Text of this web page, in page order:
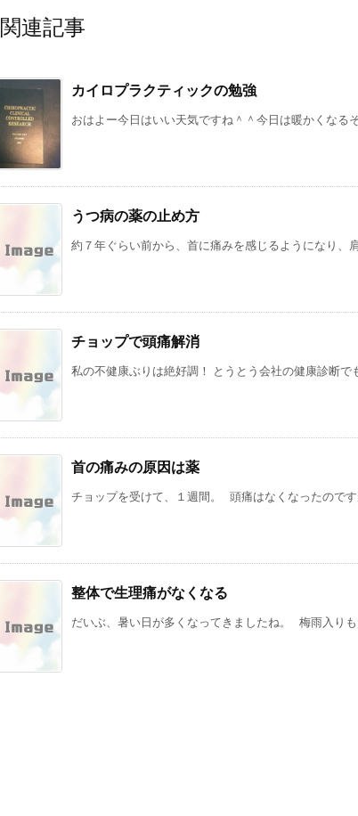
関連記事
カイロプラクティックの勉強
おはよー今日はいい天気ですね＾＾今日は暖かくなる
うつ病の薬の止め方
約７年ぐらい前から、首に痛みを感じるようになり、
チョップで頭痛解消
私の不健康ぶりは絶好調！ とうとう会社の健康診断
首の痛みの原因は薬
チョップを受けて、１週間。 頭痛はなくなったので
整体で生理痛がなくなる
だいぶ、暑い日が多くなってきましたね。 梅雨入り